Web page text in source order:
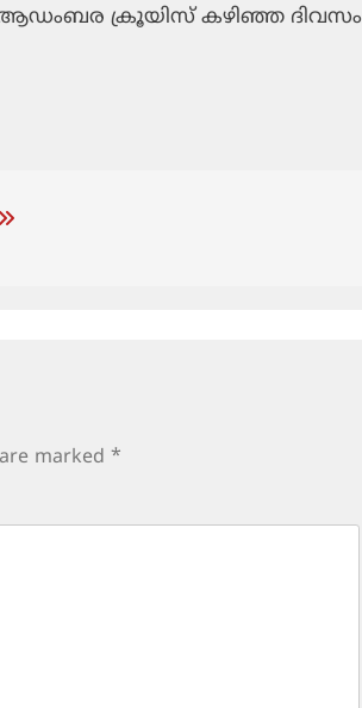
ആഡംബര ക്രൂയിസ് കഴിഞ്ഞ ദിവസം
marked *